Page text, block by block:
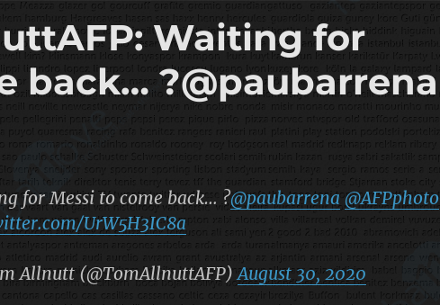
Waiting for
back… ?@paubarrena
for Messi to come back… ?@paubarrena @AFPphoto
UrW5H3IC8a
Allnutt (@TomAllnuttAFP)August 30, 2020